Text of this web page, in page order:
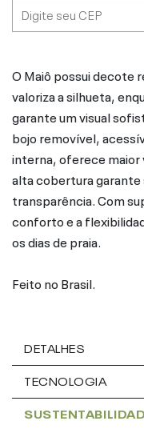
O Maiô possui decote
valoriza a silhueta,
garante um visual
bojo removível,
interna, oferece
alta cobertura garante
transparência. Com
conforto e a
os dias de praia.
Feito no Brasil.
DETALHES
TECNOLOGIA